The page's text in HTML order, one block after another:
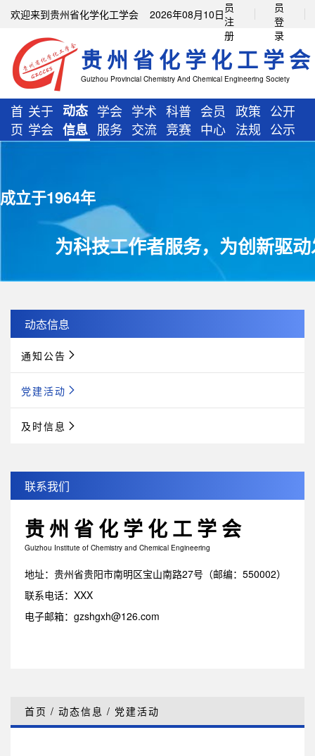
欢迎来到贵州省化学化工学会 2026年08月10日 员
注
册
员
登
录
贵州省化学化工学会
Guizhou Provincial Chemistry And Chemical Engineering Society
首
页
关于
学会
动态
信息
学会
服务
学术
交流
科普
竞赛
会员
中心
政策
法规
公开
公示
成立于1964年
为科技工作者服务，为创新驱
动态信息
通知公告
党建活动
及时信息
联系我们
贵州省化学化工学会
Guizhou Institute of Chemistry and Chemical Engineering
地址：贵州省贵阳市南明区宝山南路27号（邮编：550002）
联系电话：XXX
电子邮箱：gzshgxh@126.com
首页 / 动态信息 / 党建活动